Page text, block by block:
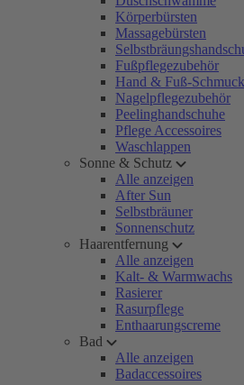
Körperbürsten
Massagebürsten
Fußpflegezubehör
Hand & Fuß-Schmuck
Nagelpflegezubehör
Peelinghandschuhe
Pflege Accessoires
Waschlappen
Sonne & Schutz
Alle anzeigen
After Sun
Selbstbräuner
Sonnenschutz
Haarentfernung
Alle anzeigen
Kalt- & Warmwachs
Rasierer
Rasurpflege
Enthaarungscreme
Bad
Alle anzeigen
Badaccessoires